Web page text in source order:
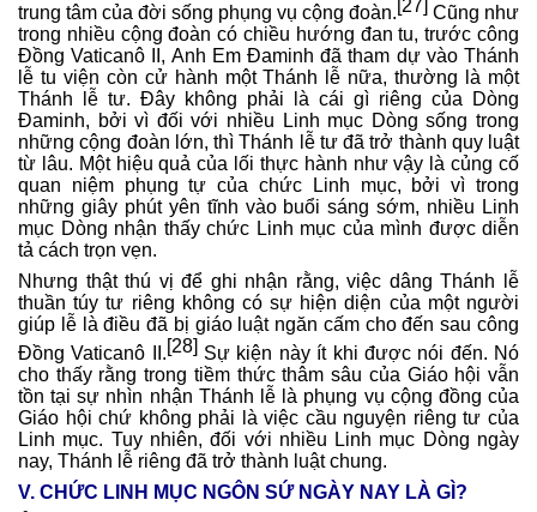
trung tâm của đời sống phụng vụ cộng đoàn.[27] Cũng như
trong nhiều cộng đoàn có chiều hướng đan tu, trước công
Đồng Vaticanô II, Anh Em Đaminh đã tham dự vào Thánh
lễ tu viện còn cử hành một Thánh lễ nữa, thường là một
Thánh lễ tư. Đây không phải là cái gì riêng của Dòng
Đaminh, bởi vì đối với nhiều Linh mục Dòng sống trong
những cộng đoàn lớn, thì Thánh lễ tư đã trở thành quy luật
từ lâu. Một hiệu quả của lối thực hành như vậy là củng cố
quan niệm phụng tự của chức Linh mục, bởi vì trong
những giây phút yên tĩnh vào buổi sáng sớm, nhiều Linh
mục Dòng nhận thấy chức Linh mục của mình được diễn
tả cách trọn vẹn.
Nhưng thật thú vị để ghi nhận rằng, việc dâng Thánh lễ
thuần túy tư riêng không có sự hiện diện của một người
giúp lễ là điều đã bị giáo luật ngăn cấm cho đến sau công
Đồng Vaticanô II.[28]Sự kiện này ít khi được nói đến. Nó
cho thấy rằng trong tiềm thức thâm sâu của Giáo hội vẫn
tồn tại sự nhìn nhận Thánh lễ là phụng vụ cộng đồng của
Giáo hội chứ không phải là việc cầu nguyện riêng tư của
Linh mục. Tuy nhiên, đối với nhiều Linh mục Dòng ngày
nay, Thánh lễ riêng đã trở thành luật chung.
V. CHỨC LINH MỤC NGÔN SỨ NGÀY NAY LÀ GÌ?